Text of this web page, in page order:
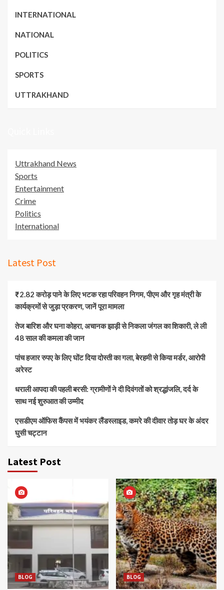
INTERNATIONAL
NATIONAL
POLITICS
SPORTS
UTTRAKHAND
Uttrakhand News
Sports
Entertainment
Crime
Politics
International
Latest Post
₹2.82 करोड़ पाने के लिए भटक रहा परिवहन निगम, पीएम और गृह मंत्री के
कार्यक्रमों से जुड़ा प्रकरण, जानें पूरा मामला
तेज बारिश और घना कोहरा, अचानक झाड़ी से निकला जंगल का शिकारी, ले ली
48 साल की कमला की जान
पांच हजार रुपए के लिए घोंट दिया दोस्ती का गला, बेरहमी से किया मर्डर, आरोपी
अरेस्ट
धराली आपदा की पहली बरसी: ग्रामीणों ने दी दिवंगतों को श्रद्धांजलि, दर्द के
साथ नई शुरुआत की उम्मीद
एसडीएम ऑफिस कैंपस में भयंकर लैंडस्लाइड, कमरे की दीवार तोड़ घर के अंदर
घुसी चट्टान
Latest Post
BLOG BLOG